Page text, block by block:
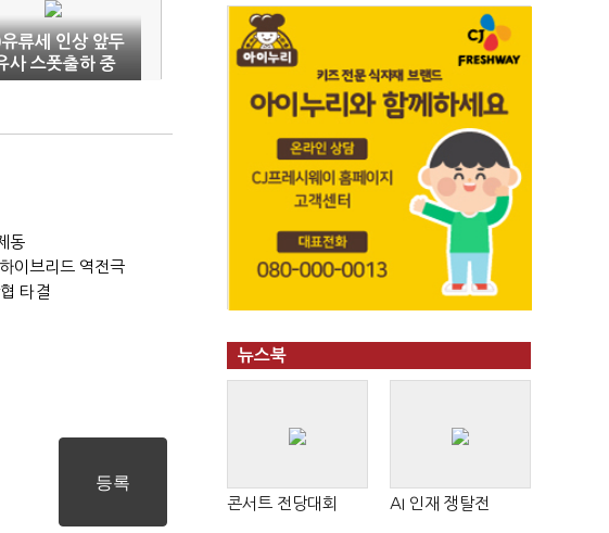
류세 인상 앞두
사 스폿출하 중
동
이브리드 역전극
타결
뉴스북
콘서트 전당대회 AI 인재 쟁탈전